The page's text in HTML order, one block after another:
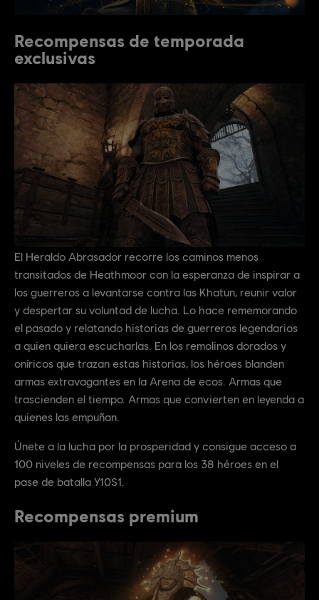
Recompensas de temporada
exclusivas
El Heraldo Abrasador recorre los caminos menos
transitados de Heathmoor con la esperanza de inspirar a
los guerreros a levantarse contra las Khatun, reunir valor
y despertar su voluntad de lucha. Lo hace rememorando
el pasado y relatando historias de guerreros legendarios
a quien quiera escucharlas. En los remolinos dorados y
oníricos que trazan estas historias, los héroes blanden
armas extravagantes en la Arena de ecos. Armas que
trascienden el tiempo. Armas que convierten en leyenda a
quienes las empuñan.
Únete a la lucha por la prosperidad y consigue acceso a
100 niveles de recompensas para los 38 héroes en el
pase de batalla Y10S1.
Recompensas premium